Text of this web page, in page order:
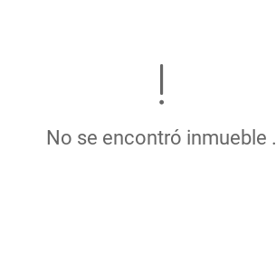
No se encontró inmueble .